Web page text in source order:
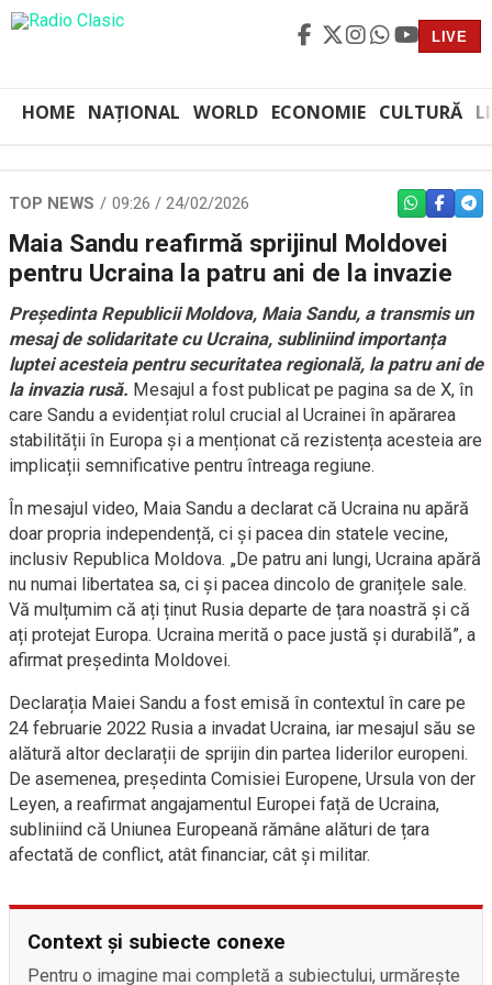
LIVE
HOME NAȚIONAL WORLD ECONOMIE CULTURĂ
TOP NEWS 09:26 / 24/02/2026 WHATSAPP
Maia Sandu reafirmă sprijinul Moldovei
pentru Ucraina la patru ani de la invazie
Președinta Republicii Moldova, Maia Sandu, a transmis un
mesaj de solidaritate cu Ucraina, subliniind importanța
luptei acesteia pentru securitatea regională, la patru ani de
la invazia rusă. Mesajul a fost publicat pe pagina sa de X, în
care Sandu a evidențiat rolul crucial al Ucrainei în apărarea
stabilității în Europa și a menționat că rezistența acesteia are
implicații semnificative pentru întreaga regiune.
În mesajul video, Maia Sandu a declarat că Ucraina nu apără
doar propria independență, ci și pacea din statele vecine,
inclusiv Republica Moldova. „De patru ani lungi, Ucraina apără
nu numai libertatea sa, ci și pacea dincolo de granițele sale.
Vă mulțumim că ați ținut Rusia departe de țara noastră și că
ați protejat Europa. Ucraina merită o pace justă și durabilă”, a
afirmat președinta Moldovei.
Declarația Maiei Sandu a fost emisă în contextul în care pe
24 februarie 2022 Rusia a invadat Ucraina, iar mesajul său se
alătură altor declarații de sprijin din partea liderilor europeni.
De asemenea, președinta Comisiei Europene, Ursula von der
Leyen, a reafirmat angajamentul Europei față de Ucraina,
subliniind că Uniunea Europeană rămâne alături de țara
afectată de conflict, atât financiar, cât și militar.
Context și subiecte conexe
Pentru o imagine mai completă a subiectului, urmărește